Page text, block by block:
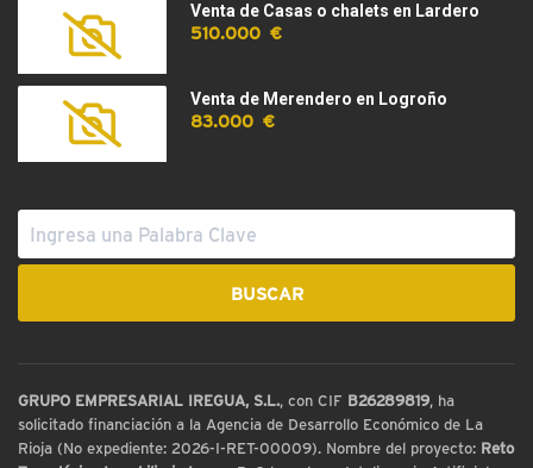
Venta de Casas o chalets en Lardero
510.000 €
Venta de Merendero en Logroño
83.000 €
GRUPO EMPRESARIAL IREGUA, S.L., con CIF B26289819, ha
solicitado financiación a la Agencia de Desarrollo Económico de La
Rioja (No expediente: 2026-I-RET-00009). Nombre del proyecto: Reto